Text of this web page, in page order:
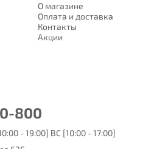
О магазине
Оплата и доставка
Контакты
Акции
800
- 19:00] ВС [10:00 - 17:00]